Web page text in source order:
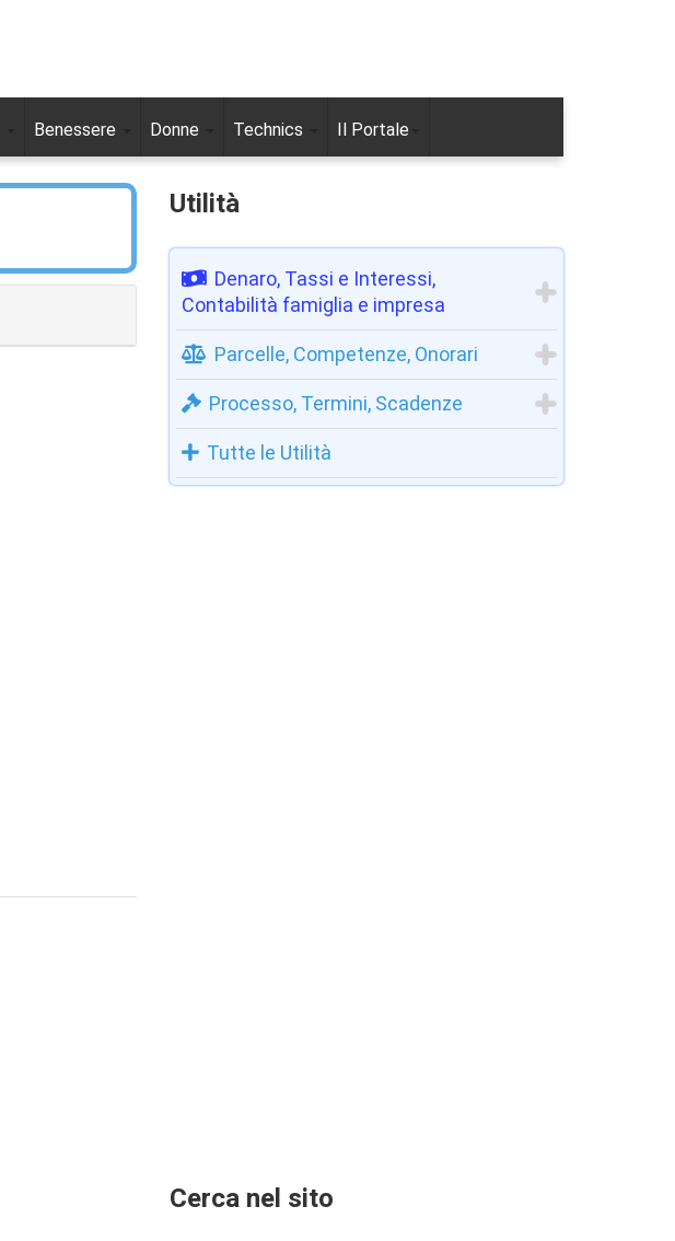
Benessere Donne Technics Il Portale
Utilità
Denaro, Tassi e Interessi,
Contabilità famiglia e impresa
Parcelle, Competenze, Onorari
Processo, Termini, Scadenze
Tutte le Utilità
Cerca nel sito